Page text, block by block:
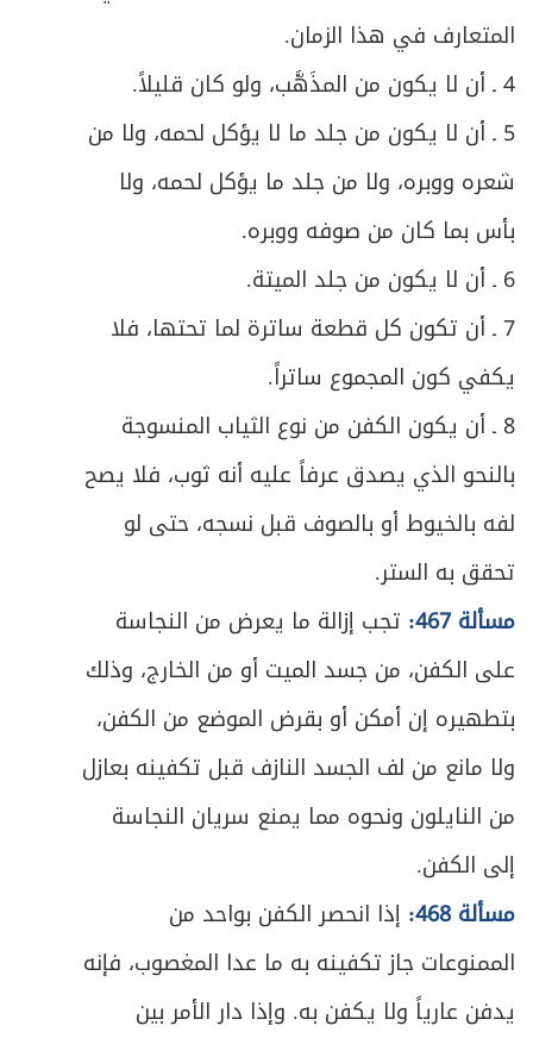
المتعارف في هذا الزمان.
4 ـ أن لا يكون من المذَهَّب، ولو كان قليلاً.
5 ـ أن لا يكون من جلد ما لا يؤكل لحمه، ولا من
شعره ووبره، ولا من جلد ما يؤكل لحمه، ولا
بأس بما كان من صوفه ووبره.
6 ـ أن لا يكون من جلد الميتة.
7 ـ أن تكون كل قطعة ساترة لما تحتها، فلا
يكفي كون المجموع ساتراً.
8 ـ أن يكون الكفن من نوع الثياب المنسوجة
بالنحو الذي يصدق عرفاً عليه أنه ثوب، فلا يصح
لفه بالخيوط أو بالصوف قبل نسجه، حتى لو
تحقق به الستر.
مسألة 467:
تجب إزالة ما يعرض من النجاسة
على الكفن، من جسد الميت أو من الخارج، وذلك
بتطهيره إن أمكن أو بقرض الموضع من الكفن،
ولا مانع من لف الجسد النازف قبل تكفينه بعازل
من النايلون ونحوه مما يمنع سريان النجاسة
إلى الكفن.
مسألة 468:
إذا انحصر الكفن بواحد من
الممنوعات جاز تكفينه به ما عدا المغصوب، فإنه
يدفن عارياً ولا يكفن به. وإذا دار الأمر بين
333
349 الفصل الرابع: صلاة المسافر
ص
351 القصر والتمام
ص
352
355 المبحث الأول ـ في ما يتحقّق به السفر
ص 360 المبحث الثاني ـ في ما ينقطع به السفر
ص
367 المبحث الثالث ـ من يستثنى من حكم القصر
ص
376 المبحث الرابع ـ مبدأ الشروع في القصر
378
المبحث الخامس ـ أحكام الخلل في صلاة
المسافر
ص الفصل الخامس: في صلاة الجماعة
ص
384
المبحث الأول ـ في الصلوات التي يسوغ فيها
الاقتداء
ص
386 المبحث الثاني ـ في كيفية الاقتداء
ص
388 المبحث الثالث ـ في شروط الاقتداء
ص
394 المبحث الرابع ـ في شروط إمام الجماعة
398 المبحث الخامس ـ في كيفية صلاة الجماعة